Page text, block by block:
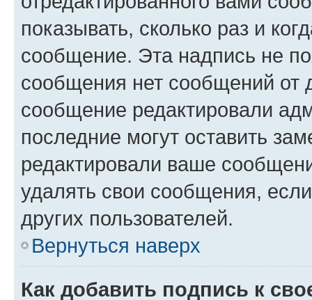
показывать, сколько раз и
сообщение. Эта надпись не
сообщения нет сообщений от
сообщение редактировали
последние могут оставить
редактировали ваше
удалять свои сообщения,
других пользователей.
Вернуться наверх
Как добавить подпись к